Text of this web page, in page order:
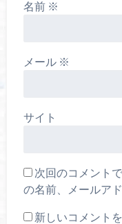
名前 ※
メール ※
サイト
次回のコメント
の名前、メールア
新しいコメント